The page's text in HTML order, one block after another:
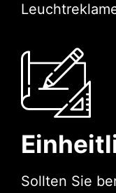
Sollten Sie